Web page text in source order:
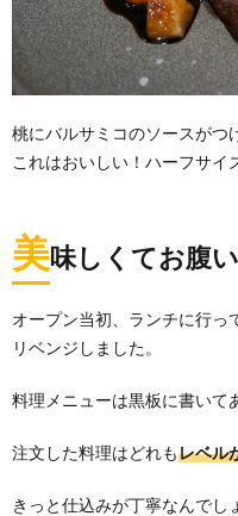
桃にバルサミコのソースがつ
これはおいしい！ハーフサイ
美味しくてお腹
オープン当初、ランチに行っ
リベンジしました。
料理メニューは黒板に書いて
注文した料理はどれもレベル
きっと仕込みが丁寧なんでし